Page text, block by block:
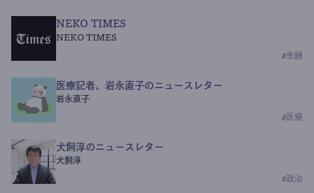
NEKO TIMES
NEKO TIMES
#金融
医療記者、岩永直子のニュースレター
岩永直子
# 医療
犬飼淳のニュースレター
犬飼淳
#政治